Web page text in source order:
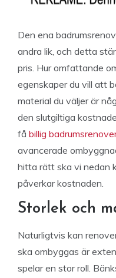
Den ena
andra lik, och detta
pris. Hur omfattande
egenskaper du vill att
material du väljer är
den slutgiltiga
få billig
avancerade
hitta rätt ska vi nedan
påverkar kostnaden.
Storlek och
Naturligtvis kan
ska ombyggas är
spelar en stor roll.